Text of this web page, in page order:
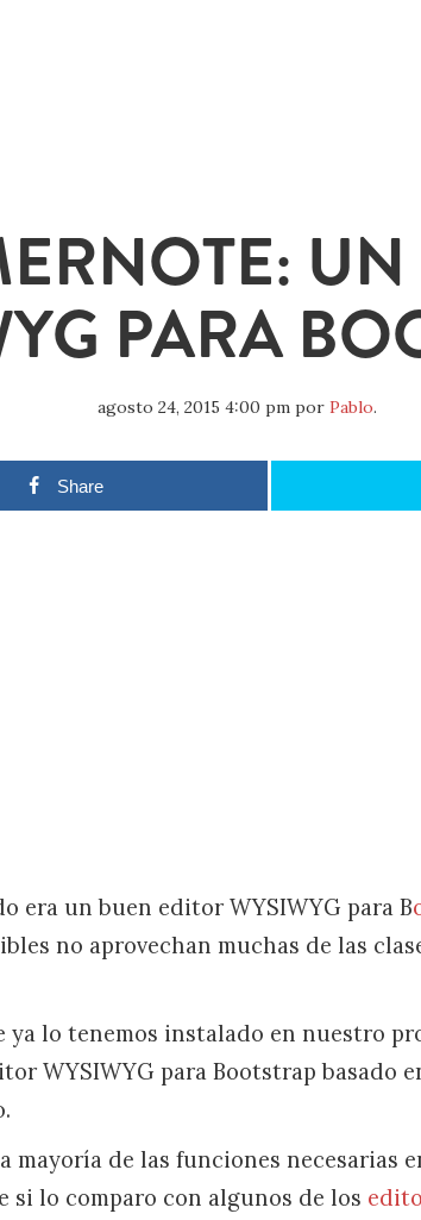
PARA
agosto 24, 2015 4:00 pmpor Pablo.
Share
era un buen editor WYSIWYG para B
no aprovechan muchas de las
ya lo tenemos instalado en nuestro
WYSIWYG para Bootstrap basado
mayoría de las funciones necesarias
si lo comparo con algunos de los